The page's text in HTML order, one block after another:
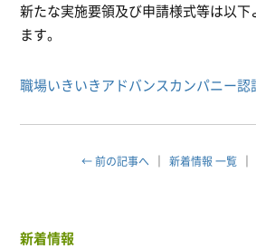
新たな実施要領及び申請様式等は以
ます。
職場いきいきアドバンスカンパニー認
← 前の記事へ 新着情報 一覧
新着情報